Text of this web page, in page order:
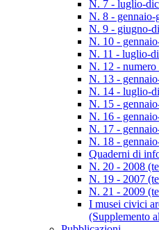
N. 7 - luglio-
N. 8 - gennaio-
N. 9 - giugno-
N. 10 -
N. 11 - luglio-
N. 12 -
N. 13 -
N. 14 - luglio-
N. 15 -
N. 16 -
N. 17 -
N. 18 -
Quaderni di
N. 20 - 2008
N. 19 - 2007
N. 21 - 2009
I musei civici
(Supplemento